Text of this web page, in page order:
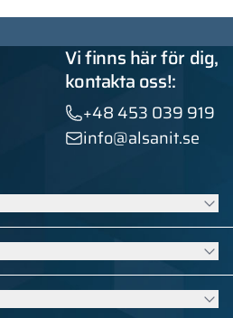
Vi finns här för dig,
kontakta oss!:
+48 453 039 919
info@alsanit.se